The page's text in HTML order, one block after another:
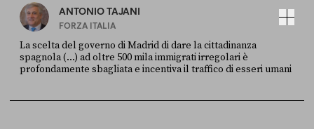
ANTONIO TAJANI
FORZA ITALIA
La scelta del governo di Madrid di dare la cittadinanza
spagnola (...) ad oltre 500 mila immigrati irregolari è
profondamente sbagliata e incentiva il traffico di esseri umani